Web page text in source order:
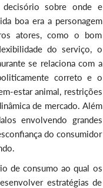
sobre onde e
boa era a personagem
atores, como o bom
do serviço, o
se relaciona com a
correto e o
estar animal, restrições
de mercado. Além
envolvendo grandes
do consumidor
de consumo ao qual os
estratégias de